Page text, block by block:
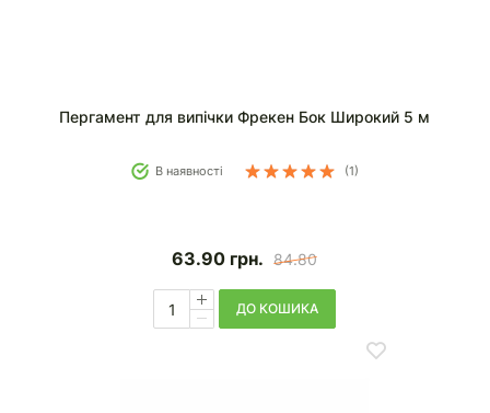
Пергамент для випічки Фрекен Бок Широкий 5 м
В наявності (1)
63.90 грн. 84.80
ДО КОШИКА